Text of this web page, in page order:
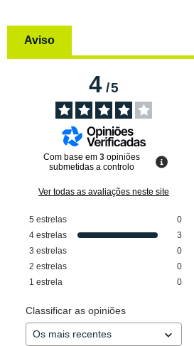
Aviso
4/5
Com base em 3 opiniões
submetidas a controlo
Ver todas as avaliações neste site
5 estrelas
0
4 estrelas
3
3 estrelas
0
2 estrelas
0
1 estrela 0
Classificar as opiniões